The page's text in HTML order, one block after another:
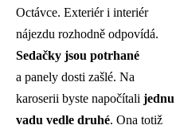
Octávce. Exteriér i interiér
nájezdu rozhodně odpovídá.
Sedačky jsou potrhané
a panely dosti zašlé. Na
karoserii byste napočítali jednu
vadu vedle druhé. Ona totiž